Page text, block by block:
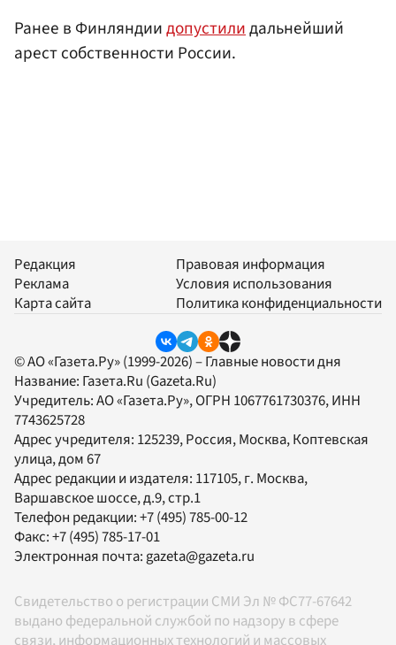
Ранее в Финляндиидопустилидальнейший
арест собственности России.
Редакция
Реклама
Карта сайта
Правовая информация
Условия использования
Политика конфиденциальности
© АО «Газета.Ру» (1999-2026) – Главные новости дня
Название: Газета.Ru (Gazeta.Ru)
Учредитель:АО «Газета.Ру», ОГРН 1067761730376, ИНН
7743625728
Адрес учредителя: 125239, Россия, Москва, Коптевская
улица, дом 67
Адрес редакции и издателя: 117105, г. Москва,
Варшавское шоссе, д.9, стр.1
Телефон редакции:+7 (495) 785-00-12
Факс:+7 (495) 785-17-01
Электронная почта:gazeta@gazeta.ru
Свидетельство о регистрации СМИ Эл № ФС77-67642
выдано федеральной службой по надзору в сфере
связи, информационных технологий и массовых